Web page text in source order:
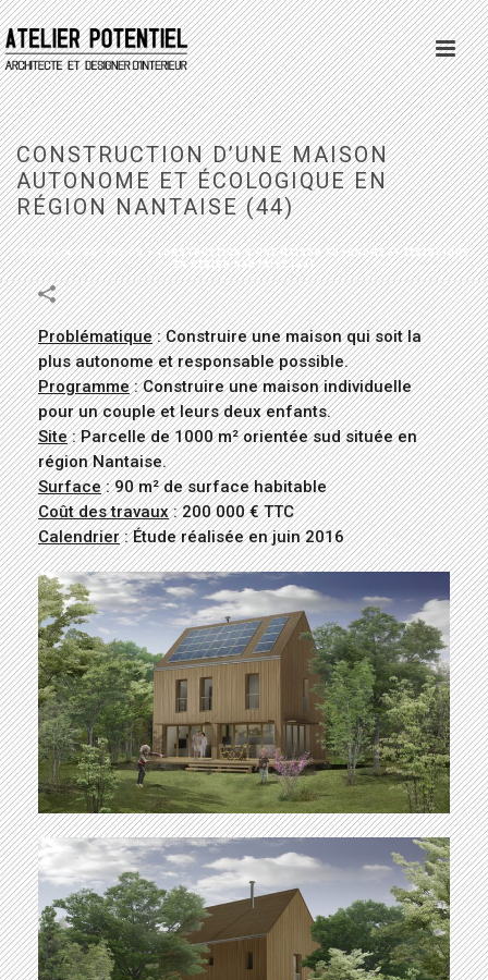
CONSTRUCTION D’UNE MAISON
AUTONOME ET ÉCOLOGIQUE EN
RÉGION NANTAISE (44)
ACCUEIL»PORTFOLIOS»CONSTRUCTION D’UNE MAISON AUTONOME ET ÉCOLOGIQUE
EN RÉGION NANTAISE (44)
Problématique: Construire une maison qui soit la
plus autonome et responsable possible.
Programme: Construire une maison individuelle
pour un couple et leurs deux enfants.
Site: Parcelle de 1000 m² orientée sud située en
région Nantaise.
Surface: 90 m² de surface habitable
Coût des travaux: 200 000 € TTC
Calendrier: Étude réalisée en juin 2016